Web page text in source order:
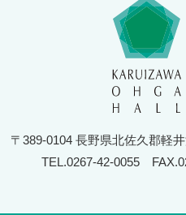
〒389-0104 長野県北佐久郡軽
TEL.0267-42-0055